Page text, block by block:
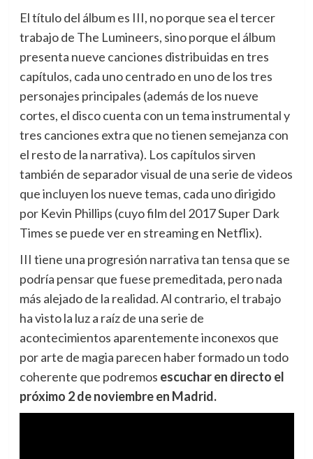
El título del álbum es III, no porque sea el tercer
trabajo de The Lumineers, sino porque el álbum
presenta nueve canciones distribuidas en tres
capítulos, cada uno centrado en uno de los tres
personajes principales (además de los nueve
cortes, el disco cuenta con un tema instrumental y
tres canciones extra que no tienen semejanza con
el resto de la narrativa). Los capítulos sirven
también de separador visual de una serie de videos
que incluyen los nueve temas, cada uno dirigido
por Kevin Phillips (cuyo film del 2017 Super Dark
Times se puede ver en streaming en Netflix).
III tiene una progresión narrativa tan tensa que se
podría pensar que fuese premeditada, pero nada
más alejado de la realidad. Al contrario, el trabajo
ha visto la luz a raíz de una serie de
acontecimientos aparentemente inconexos que
por arte de magia parecen haber formado un todo
coherente que podremos escuchar en directo el
próximo 2 de noviembre en Madrid.